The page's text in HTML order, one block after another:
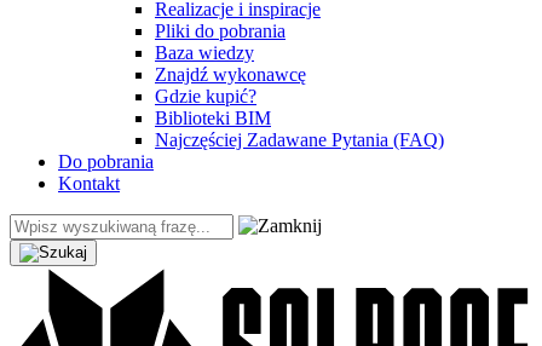
Realizacje i inspiracje
Pliki do pobrania
Baza wiedzy
Znajdź wykonawcę
Gdzie kupić?
Biblioteki BIM
Najczęściej Zadawane Pytania (FAQ)
Do pobrania
Kontakt